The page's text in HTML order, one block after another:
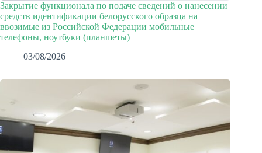
Закрытие функционала по подаче сведений о нанесении
средств идентификации белорусского образца на
ввозимые из Российской Федерации мобильные
телефоны, ноутбуки (планшеты)
03/08/2026